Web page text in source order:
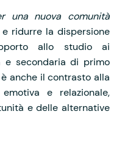
una nuova comunità
ridurre la dispersione
allo studio ai
e secondaria di primo
anche il contrasto alla
e relazionale,
e delle alternative